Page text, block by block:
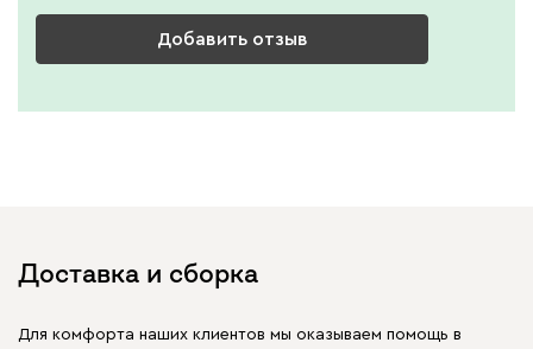
Добавить отзыв
Доставка и сборка
Для комфорта наших клиентов мы оказываем помощь в